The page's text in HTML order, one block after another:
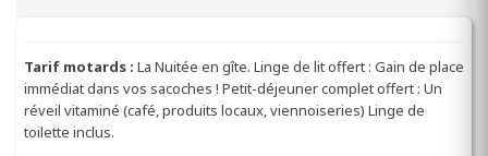
Tarif motards : La Nuitée en gîte. Linge de lit offert : Gain de place
immédiat dans vos sacoches ! Petit-déjeuner complet offert : Un
réveil vitaminé (café, produits locaux, viennoiseries) Linge de
toilette inclus.